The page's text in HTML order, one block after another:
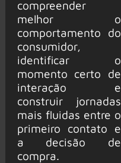
compreender
melhor o
comportamento do
consumidor,
identificar o
momento certo de
interação e
construir jornadas
mais fluidas entre o
primeiro contato e
a decisão de
compra.